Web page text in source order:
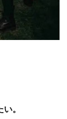
。